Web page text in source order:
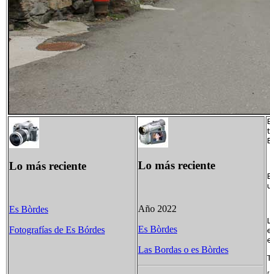
Lo más reciente
Es Bòrdes
Fotografías de Es Bórdes
Lo más reciente
Año 2022
Es Bòrdes
Las Bordas ​o es Bòrdes